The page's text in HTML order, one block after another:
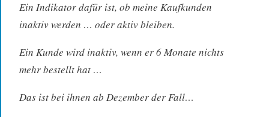
Ein Indikator dafür ist, ob meine Kaufkunden
inaktiv werden … oder aktiv bleiben.
Ein Kunde wird inaktiv, wenn er 6 Monate nichts
mehr bestellt hat …
Das ist bei ihnen ab Dezember der Fall…